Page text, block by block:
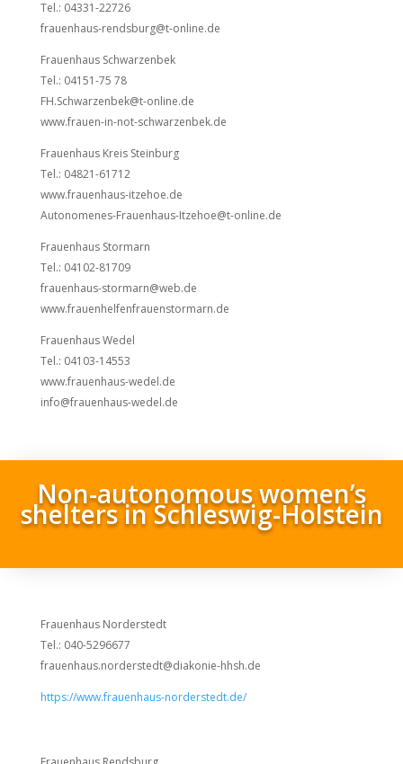
Tel.: 04331-22726
frauenhaus-rendsburg@t-online.de
Frauenhaus Schwarzenbek
Tel.: 04151-75 78
FH.Schwarzenbek@t-online.de
www.frauen-in-not-schwarzenbek.de
Frauenhaus Kreis Steinburg
Tel.: 04821-61712
www.frauenhaus-itzehoe.de
Autonomenes-Frauenhaus-Itzehoe@t-online.de
Frauenhaus Stormarn
Tel.: 04102-81709
frauenhaus-stormarn@web.de
www.frauenhelfenfrauenstormarn.de
Frauenhaus Wedel
Tel.: 04103-14553
www.frauenhaus-wedel.de
info@frauenhaus-wedel.de
Non-autonomous women’s
shelters in Schleswig-Holstein
Frauenhaus Norderstedt
Tel.: 040-5296677
frauenhaus.norderstedt@diakonie-hhsh.de
https://www.frauenhaus-norderstedt.de/